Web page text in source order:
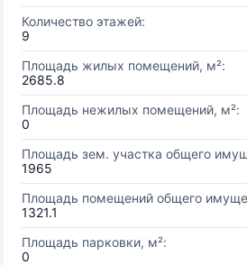
Количество этажей:
9
Площадь жилых помещений, м²:
2685.8
Площадь нежилых помещений, м²:
0
Площадь зем. участка общего
1965
Площадь помещений общего
1321.1
Площадь парковки, м²:
0